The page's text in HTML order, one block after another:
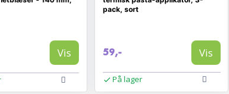
Vis
pack, sort
59,- Vis
På lager